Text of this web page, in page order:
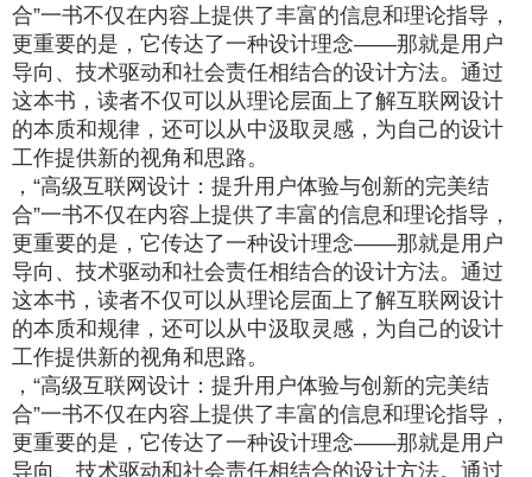
合”一书不仅在内容上提供了丰富的信息和理论指导，
更重要的是，它传达了一种设计理念——那就是用户
导向、技术驱动和社会责任相结合的设计方法。通过
这本书，读者不仅可以从理论层面上了解互联网设计
的本质和规律，还可以从中汲取灵感，为自己的设计
工作提供新的视角和思路。
，“高级互联网设计：提升用户体验与创新的完美结
合”一书不仅在内容上提供了丰富的信息和理论指导，
更重要的是，它传达了一种设计理念——那就是用户
导向、技术驱动和社会责任相结合的设计方法。通过
这本书，读者不仅可以从理论层面上了解互联网设计
的本质和规律，还可以从中汲取灵感，为自己的设计
工作提供新的视角和思路。
，“高级互联网设计：提升用户体验与创新的完美结
合”一书不仅在内容上提供了丰富的信息和理论指导，
更重要的是，它传达了一种设计理念——那就是用户
导向、技术驱动和社会责任相结合的设计方法。通过